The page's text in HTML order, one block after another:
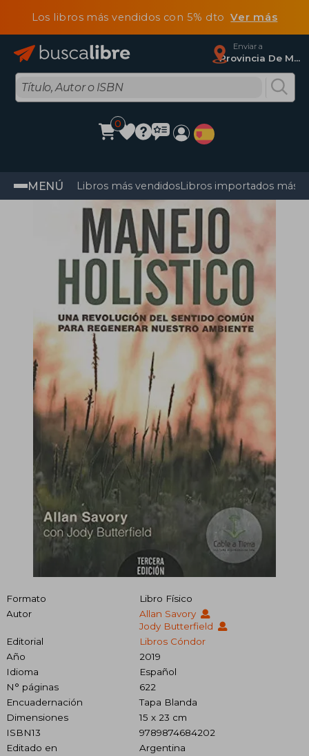
Los libros más vendidos con 5% dtoVer más
Enviar a
Provincia De Madrid
0
MENÚ Libros más vendidosLibros importados más
Formato
Libro Físico
Autor
Allan Savory
Jody Butterfield
Editorial
Libros Cóndor
Año
2019
Idioma
Español
N° páginas
622
Encuadernación
Tapa Blanda
Dimensiones
15 x 23 cm
ISBN13
9789874684202
Editado en
Argentina